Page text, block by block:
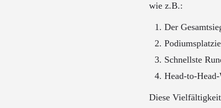
wie z.B.:
Der
Schnellste
Head-to-
Diese